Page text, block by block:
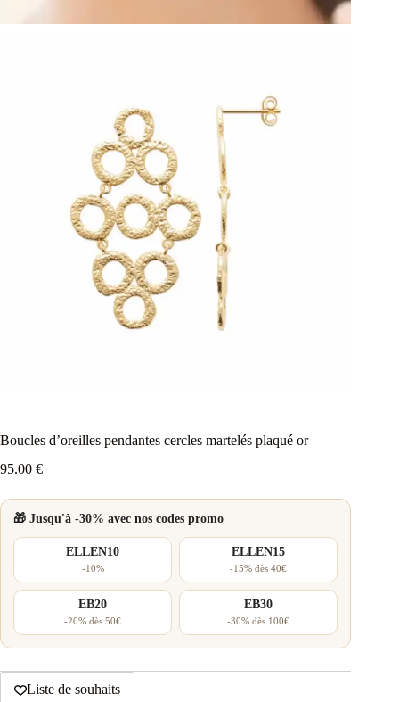
Boucles d’oreilles pendantes cercles martelés plaqué or
95.00 €
🎁 Jusqu'à -30% avec nos codes promo
ELLEN10
-10%
ELLEN15
-15% dès 40€
EB20
-20% dès 50€
EB30
-30% dès 100€
Liste de souhaits